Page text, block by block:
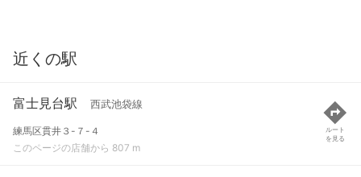
近くの駅
富士見台駅 西武池袋線
練馬区貫井３-７-４
このページの店舗から 807 m
ルート
を見る